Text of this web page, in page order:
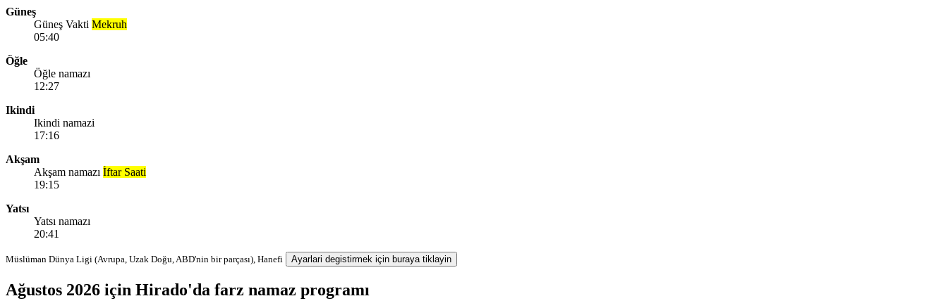
Güneş
Güneş Vakti Mekruh
05:40
Öğle
Öğle namazı
12:27
Ikindi
Ikindi namazi
17:16
Akşam
Akşam namazı İftar Saati
19:15
Yatsı
Yatsı namazı
20:41
Müslüman Dünya Ligi (Avrupa, Uzak Doğu, ABD'nin bir parçası), Hanefi Ayarlari degistirmek için buraya tiklayin
Ağustos 2026 için Hirado'da farz namaz programı